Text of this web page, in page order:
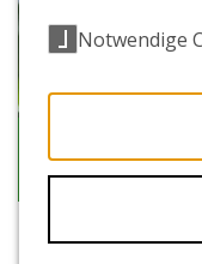
Notwendige